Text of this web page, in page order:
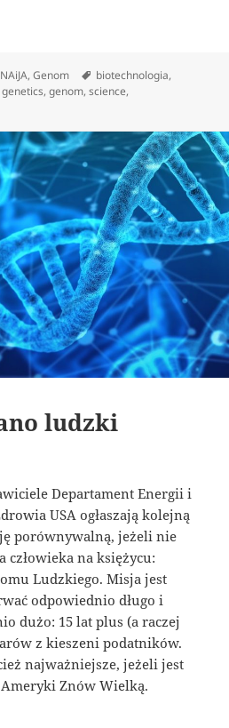
i stworzenie życia
,Genom Tagi
biotechnologia,
genetics,genom,science,
ludzki
Departament Energii i
USA ogłaszają kolejną
porównywalną, jeżeli nie
człowieka na księżycu:
Ludzkiego. Misja jest
odpowiednio długo i
dużo: 15 lat plus (a raczej
z kieszeni podatników.
najważniejsze, jeżeli jest
Znów Wielką.
ludzki Genom